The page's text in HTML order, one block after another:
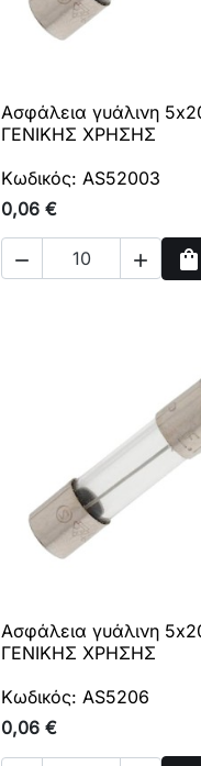
 Γρήγορη
Ασφάλεια γυάλινη
ΓΕΝΙΚΗΣ ΧΡΗΣΗΣ
Κωδικός: AS52003
0,06 €
  shopping_bag
 Γρήγορη
Ασφάλεια γυάλινη
ΓΕΝΙΚΗΣ ΧΡΗΣΗΣ
Κωδικός: AS5206
0,06 €